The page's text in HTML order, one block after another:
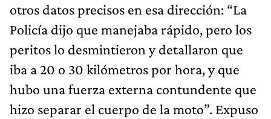
otros datos precisos en esa dirección: “La
Policía dijo que manejaba rápido, pero los
peritos lo desmintieron y detallaron que
iba a 20 o 30 kilómetros por hora, y que
hubo una fuerza externa contundente que
hizo separar el cuerpo de la moto”. Expuso